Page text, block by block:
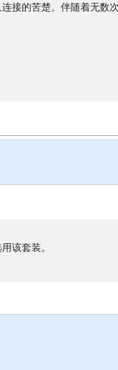
接的苦楚。伴随着无数
该套装。